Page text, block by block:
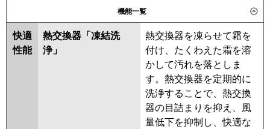
ZRMP80SHF6
ZRMP80SHBF6 PLZ-
ZRMP80SHFG6
RCI-GP80RGHJ9
FDTZ806HK6SA FDTZ806HK6SA-
FDTZ806HK6SA-airf
FDTZ806HK6SA-osj
SSRC80BCV
東芝 GUXA08013JXU GUXA08013JMUB
GUXA08013JPXU
GUXA08013JPMUB
RUXA08033JMUB
RUXA08033JMU RUXA08033JXU
RUXA08033JM RUXA08033JX
RUXA08012JX RUXA08012JM
機能一覧
快適
性能
熱交換器「凍結洗
浄」
熱交換器を凍らせて霜を
付け、たくわえた霜を溶
かして汚れを落としま
す。熱交換器を定期的に
洗浄することで、熱交換
器の目詰まりを抑え、風
量低下を抑制し、快適な